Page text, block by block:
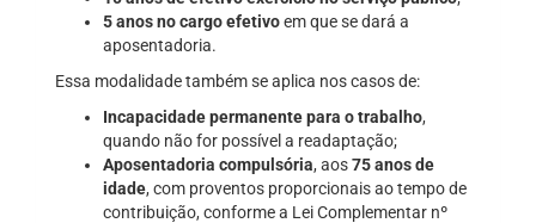
5 anos no cargo efetivoem que se dará a
aposentadoria.
Essa modalidade também se aplica nos casos de:
Incapacidade permanente para o trabalho,
quando não for possível a readaptação;
Aposentadoria compulsória, aos75 anos de
idade, com proventos proporcionais ao tempo de
contribuição, conforme a Lei Complementar nº